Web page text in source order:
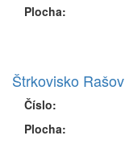
Plocha:
Štrkovisko Rašov
Číslo:
Plocha: